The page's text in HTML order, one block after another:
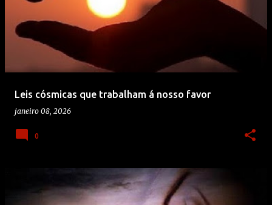
Leis cósmicas que trabalham á nosso favor
janeiro 08, 2026
0